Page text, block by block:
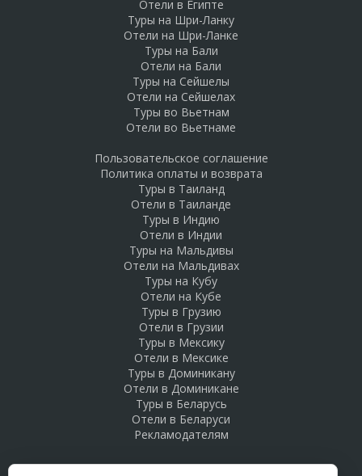
Отели в Египте
Туры на Шри-Ланку
Отели на Шри-Ланке
Туры на Бали
Отели на Бали
Туры на Сейшелы
Отели на Сейшелах
Туры во Вьетнам
Отели во Вьетнаме
Пользовательское соглашение
Политика оплаты и возврата
Туры в Таиланд
Отели в Таиланде
Туры в Индию
Отели в Индии
Туры на Мальдивы
Отели на Мальдивах
Туры на Кубу
Отели на Кубе
Туры в Грузию
Отели в Грузии
Туры в Мексику
Отели в Мексике
Туры в Доминикану
Отели в Доминикане
Туры в Беларусь
Отели в Беларуси
Рекламодателям